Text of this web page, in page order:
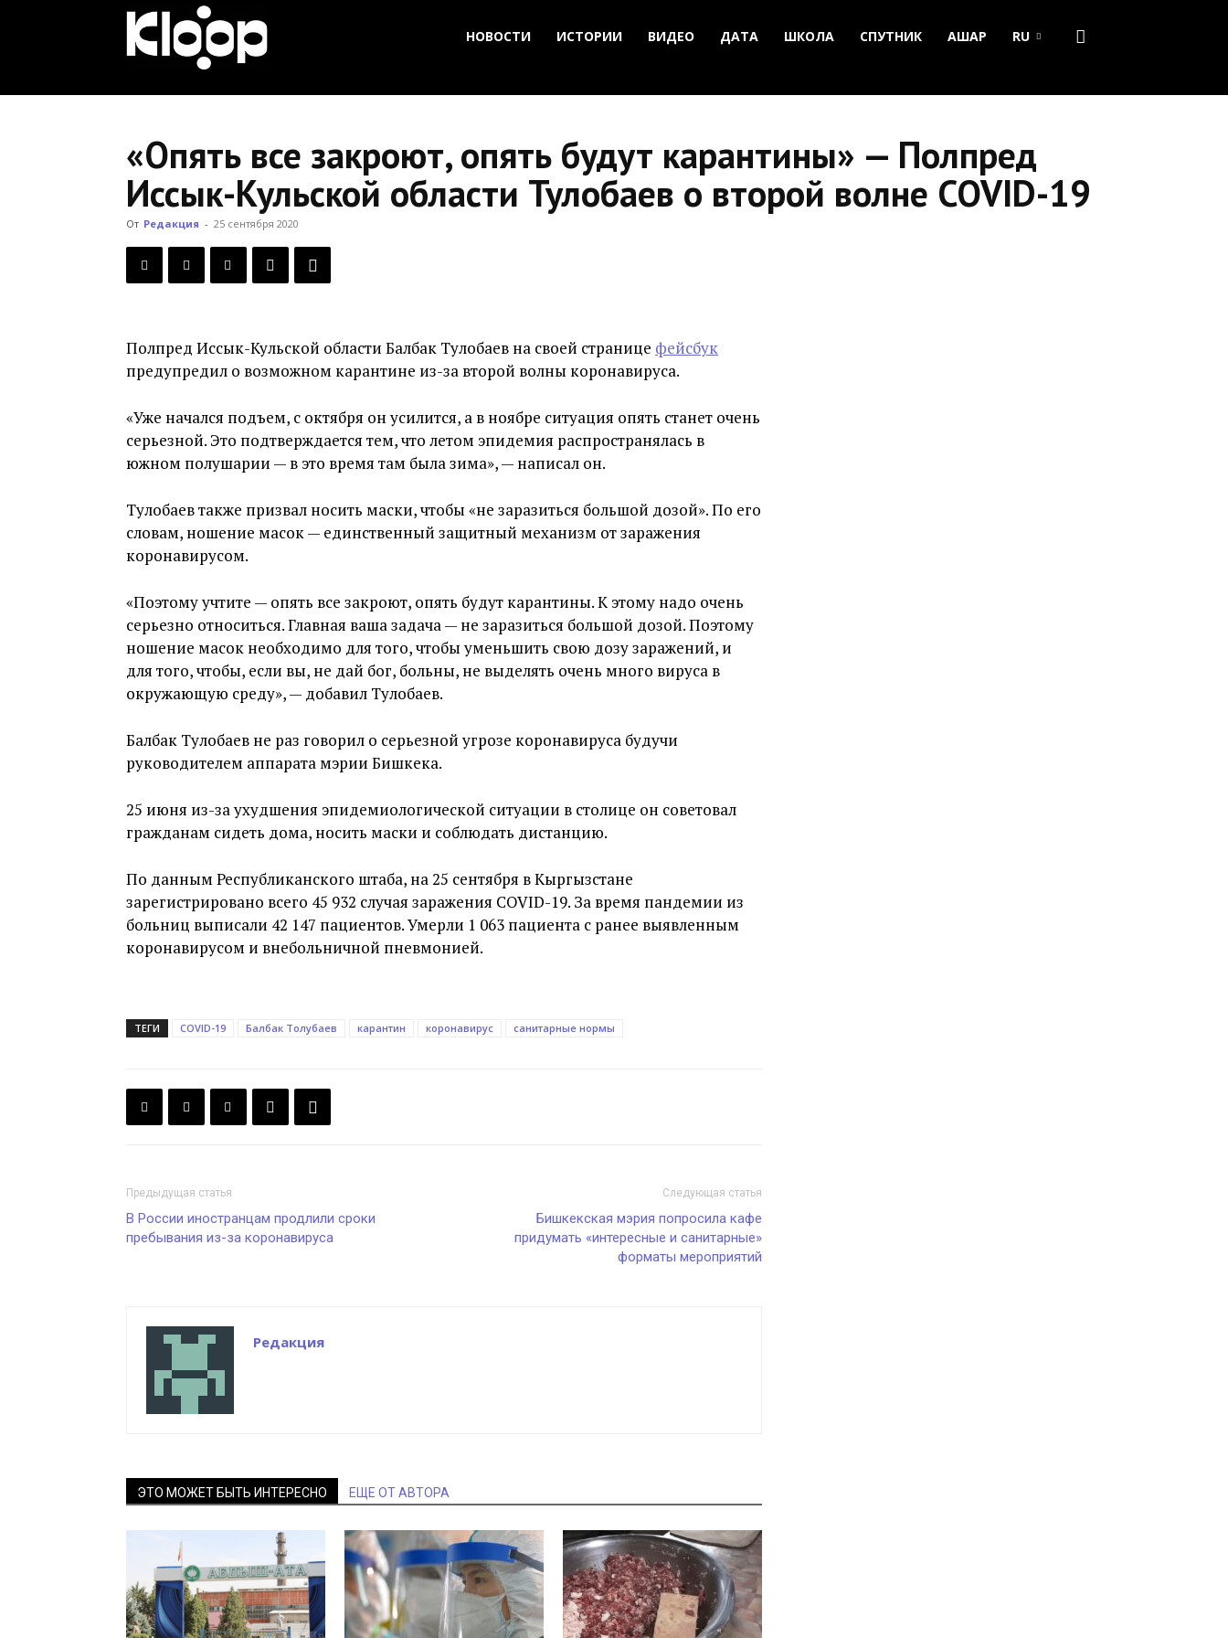
Кыргызстана
НОВОСТИ ИСТОРИИ ВИДЕО ДАТА ШКОЛА СПУТНИК АШАР RU
«Опять все закроют, опять будут карантины» — Полпред
Иссык-Кульской области Тулобаев о второй волне COVID-19
От Редакция - 25 сентября 2020
Полпред Иссык-Кульской области Балбак Тулобаев на своей странице фейсбук
предупредил о возможном карантине из-за второй волны коронавируса.
«Уже начался подъем, с октября он усилится, а в ноябре ситуация опять станет очень
серьезной. Это подтверждается тем, что летом эпидемия распространялась в
южном полушарии — в это время там была зима», — написал он.
Тулобаев также призвал носить маски, чтобы «не заразиться большой дозой». По его
словам, ношение масок — единственный защитный механизм от заражения
коронавирусом.
«Поэтому учтите — опять все закроют, опять будут карантины. К этому надо очень
серьезно относиться. Главная ваша задача — не заразиться большой дозой. Поэтому
ношение масок необходимо для того, чтобы уменьшить свою дозу заражений, и
для того, чтобы, если вы, не дай бог, больны, не выделять очень много вируса в
окружающую среду», — добавил Тулобаев.
Балбак Тулобаев не раз говорил о серьезной угрозе коронавируса будучи
руководителем аппарата мэрии Бишкека.
25 июня из-за ухудшения эпидемиологической ситуации в столице он советовал
гражданам сидеть дома, носить маски и соблюдать дистанцию.
По данным Республиканского штаба, на 25 сентября в Кыргызстане
зарегистрировано всего 45 932 случая заражения COVID-19. За время пандемии из
больниц выписали 42 147 пациентов. Умерли 1 063 пациента с ранее выявленным
коронавирусом и внебольничной пневмонией.
ТЕГИ COVID-19 Балбак Толубаев карантин коронавирус санитарные нормы
Предыдущая статья
В России иностранцам продлили сроки
пребывания из-за коронавируса
Следующая статья
Бишкекская мэрия попросила кафе
придумать «интересные и санитарные»
форматы мероприятий
Редакция
ЭТО МОЖЕТ БЫТЬ ИНТЕРЕСНО ЕЩЕ ОТ АВТОРА